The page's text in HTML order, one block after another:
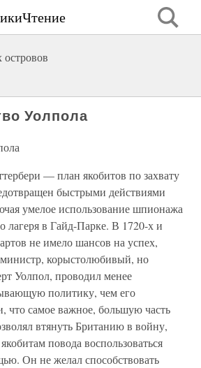
Уолпола
— план якобитов по захвату
быстрыми действиями
умелое использование шпионажа
лагеря в Гайд-Парке. В 1720-х и
не имело шансов на успех,
корыстолюбивый, но
Уолпол, проводил менее
политику, чем его
что самое важное, большую часть
втянуть Британию в войну,
повода воспользоваться
Он не желал способствовать